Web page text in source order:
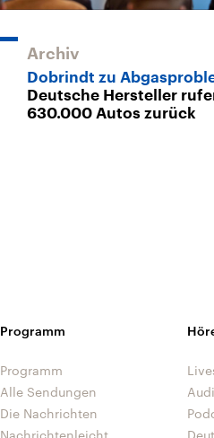
Archiv
Dobrindt zu
Deutsche Hersteller
630.000 Autos zurück
Programm
Programm
Alle Sendungen
Die Nachrichten
Nachrichtenleicht